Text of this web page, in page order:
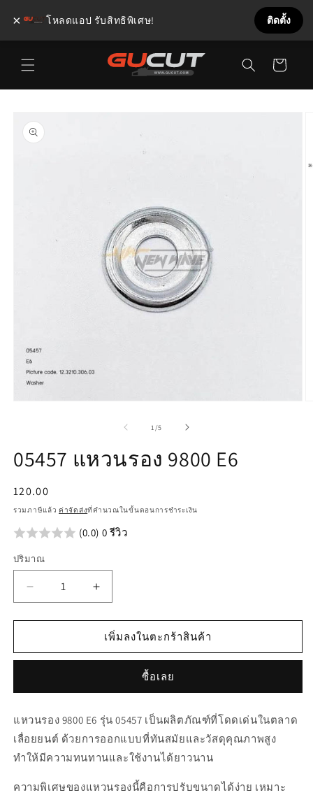
ข้ามไป
ยัง
เนื้อหา
สินค้า
ยังข้อมูล
สินค้า
โม
1 /จาก
5
05457 แหวนรอง 9800 E6
ราคา
ปกติ
120.00
รวมภาษีแล้ว ค่าจัดส่งที่คำนวณในขั้นตอนการชำระเงิน
(0.0) 0 รีวิว
ปริมาณ
05457
รอง
E6
สำหรับ
05457
รอง
E6
เพิ่มลงในตะกร้าสินค้า
ซื้อเลย
แหวนรอง 9800 E6 รุ่น 05457 เป็นผลิตภัณฑ์ที่โดดเด่นในตลาด
เลื่อยยนต์ ด้วยการออกแบบที่ทันสมัยและวัสดุคุณภาพสูง
ทำให้มีความทนทานและใช้งานได้ยาวนาน
ความพิเศษของแหวนรองนี้คือการปรับขนาดได้ง่าย เหมาะ
× โหลดแอป รับสิทธิพิเศษ! ติดตั้ง